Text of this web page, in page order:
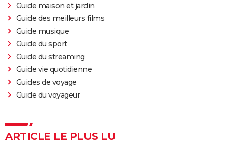
Guide maison et jardin
Guide des meilleurs films
Guide musique
Guide du sport
Guide du streaming
Guide vie quotidienne
Guides de voyage
Guide du voyageur
ARTICLE LE PLUS LU